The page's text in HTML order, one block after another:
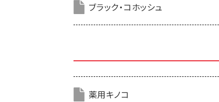
ブラック・コホッシュ
薬用キノコ